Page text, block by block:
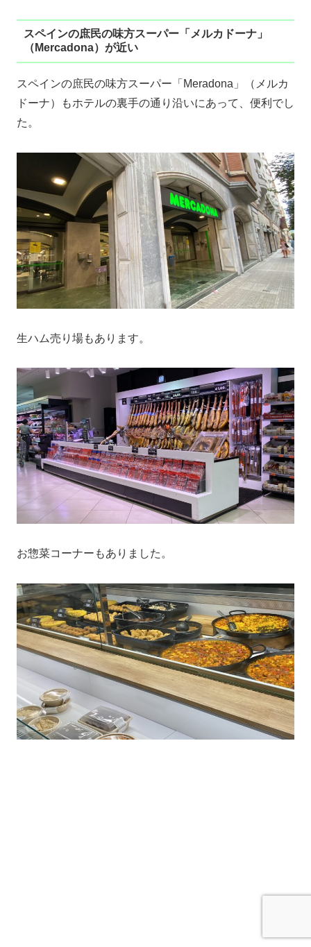
スペインの庶民の味方スーパー「メルカドーナ」
（Mercadona）が近い
スペインの庶民の味方スーパー「Meradona」（メルカ
ドーナ）もホテルの裏手の通り沿いにあって、便利でし
た。
生ハム売り場もあります。
お惣菜コーナーもありました。